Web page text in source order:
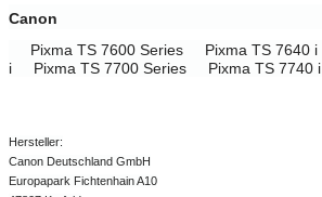
Canon
Pixma TS 7600 Series
Pixma TS 7640 i
i
Pixma TS 7700 Series Pixma TS 7740 i
Hersteller:
Canon Deutschland GmbH
Europapark Fichtenhain A10